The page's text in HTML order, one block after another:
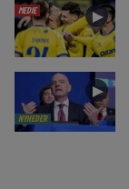
MEDIE ►
NYHEDER
►